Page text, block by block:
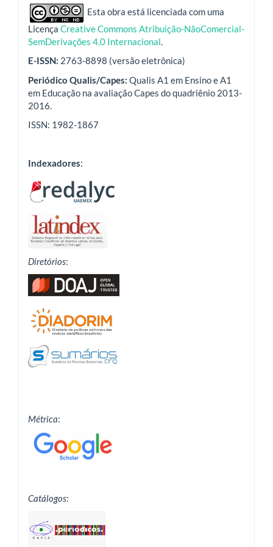
indexadoresEsta obra está licenciada com uma
Licença Creative Commons Atribuição-NãoComercial-
SemDerivações 4.0 Internacional
E-ISSN: 2763-8898 (versão eletrônica)
Periódico Qualis/Capes: Qualis A1 em Ensino e A1
em Educação na avaliação Capes do quadriênio 2013-
2016.
ISSN: 1982-1867
Indexadores:
Diretórios:
Métrica:
Catálogos: